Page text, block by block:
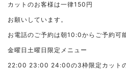
カットのお客様は一律150円
お願いしています。
お電話のご予約は朝10:0からご予約可
金曜日土曜日限定メニュー
22:00 23:00 24:00の3枠限定カット